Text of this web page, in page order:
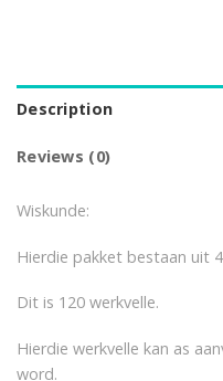
Description
Reviews (0)
Wiskunde:
Hierdie pakket bestaan uit
Dit is 120 werkvelle.
Hierdie werkvelle kan as
word.